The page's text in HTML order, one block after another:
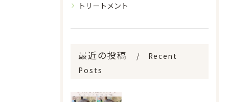
トリートメント
最近の投稿
Recent
Posts